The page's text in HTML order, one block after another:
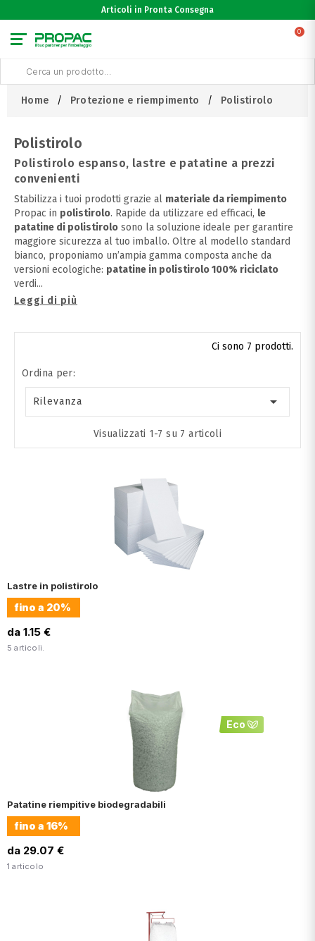
0
Articoli in Pronta Consegna
Home Protezione e riempimento Polistirolo
Polistirolo
Polistirolo espanso, lastre e patatine a prezzi
convenienti
Stabilizza i tuoi prodotti grazie al materiale da riempimento
Propac in polistirolo. Rapide da utilizzare ed efficaci, le
patatine di polistirolo sono la soluzione ideale per garantire
maggiore sicurezza al tuo imballo. Oltre al modello standard
bianco, proponiamo un’ampia gamma composta anche da
versioni ecologiche: patatine in polistirolo 100% riciclato
verdi...
Leggi di più
Ci sono 7 prodotti.
Ordina per:
Rilevanza 
Visualizzati 1-7 su 7 articoli
Lastre in polistirolo
fino a 20%
da 1.15 €
5 articoli.
Eco
Patatine riempitive biodegradabili
fino a 16%
da 29.07 €
1 articolo